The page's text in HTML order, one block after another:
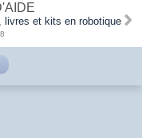
livres et kits en robotique